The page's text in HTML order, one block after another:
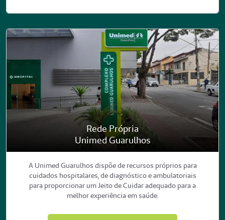
Rede Própria
Unimed Guarulhos
A Unimed Guarulhos dispõe de recursos próprios para
cuidados hospitalares, de diagnóstico e ambulatoriais
para proporcionar um Jeito de Cuidar adequado para a
melhor experiência em saúde.